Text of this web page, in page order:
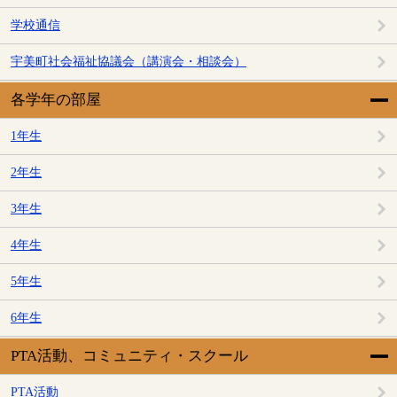
学校通信
宇美町社会福祉協議会（講演会・相談会）
各学年の部屋
1年生
2年生
3年生
4年生
5年生
6年生
PTA活動、コミュニティ・スクール
PTA活動